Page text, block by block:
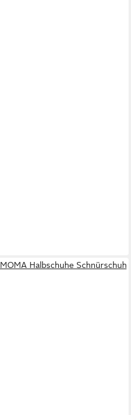
MOMA Halbschuhe Schnürschuh